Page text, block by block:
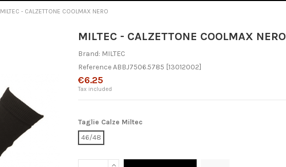
MILTEC - CALZETTONE COOLMAX NERO
MILTEC - CALZETTONE COOLMAX NERO
Brand: MILTEC
ReferenceABBJ7506.5785 [13012002]
€6.25
Tax included
Taglie Calze Miltec
46/48